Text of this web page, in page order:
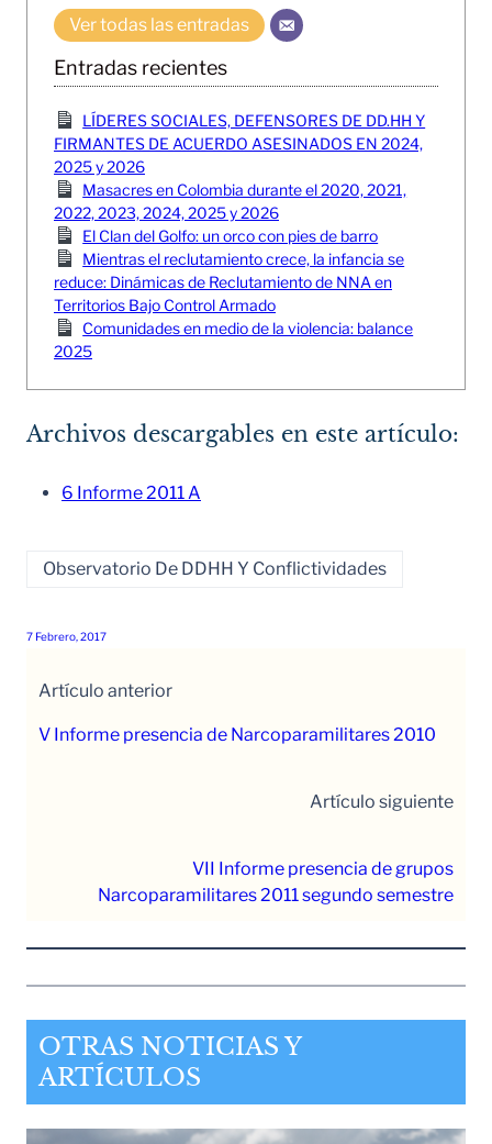
Ver todas las entradas
Entradas recientes
LÍDERES SOCIALES, DEFENSORES DE DD.HH Y
FIRMANTES DE ACUERDO ASESINADOS EN 2024,
2025 y 2026
Masacres en Colombia durante el 2020, 2021,
2022, 2023, 2024, 2025 y 2026
El Clan del Golfo: un orco con pies de barro
Mientras el reclutamiento crece, la infancia se
reduce: Dinámicas de Reclutamiento de NNA en
Territorios Bajo Control Armado
Comunidades en medio de la violencia: balance
2025
Archivos descargables en este artículo:
6 Informe 2011 A
Observatorio De DDHH Y Conflictividades
7 Febrero, 2017
Artículo anterior
V Informe presencia de Narcoparamilitares 2010
Artículo siguiente
VII Informe presencia de grupos
Narcoparamilitares 2011 segundo semestre
OTRAS NOTICIAS Y
ARTÍCULOS